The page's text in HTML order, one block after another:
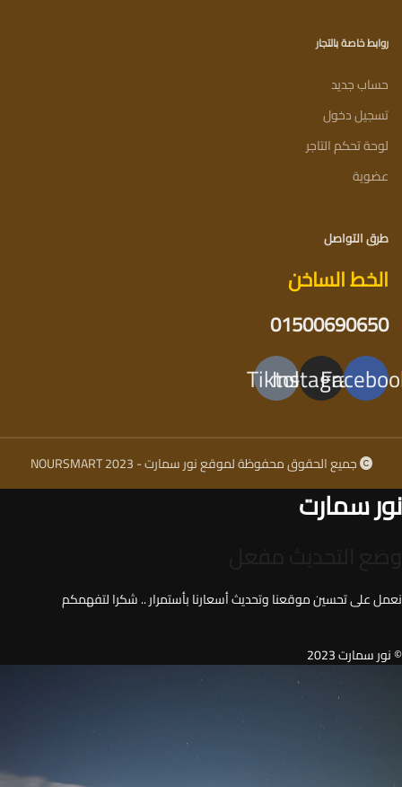
روابط خاصة بالتجار
حساب جديد
تسجيل دخول
لوحة تحكم التاجر
عضوية
طرق التواصل
الخط الساخن
01500690650
Instagram
Tiktok
جميع الحقوق محفوظة لموقع نور سمارت - NOURSMART 2023
نور سمارت
نعمل على تحسين موقعنا وتحديث أسعارنا بأستمرار .. شكرا لتفهمكم
© نور سمارت 2023